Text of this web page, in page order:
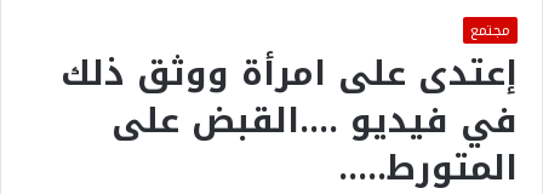
مجتمع
إعتدى على امرأة ووثق ذلك
في فيديو ….القبض على
المتورط…..